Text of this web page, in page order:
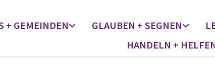
+ GEMEINDEN GLAUBEN + SEGNEN
HANDELN +